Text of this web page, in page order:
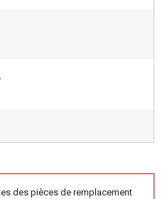
des pièces de remplacement